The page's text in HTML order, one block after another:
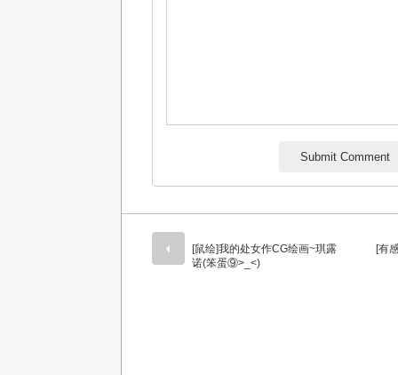
[鼠绘]我的处女作CG绘画~琪露
诺(笨蛋⑨>_<)
[有